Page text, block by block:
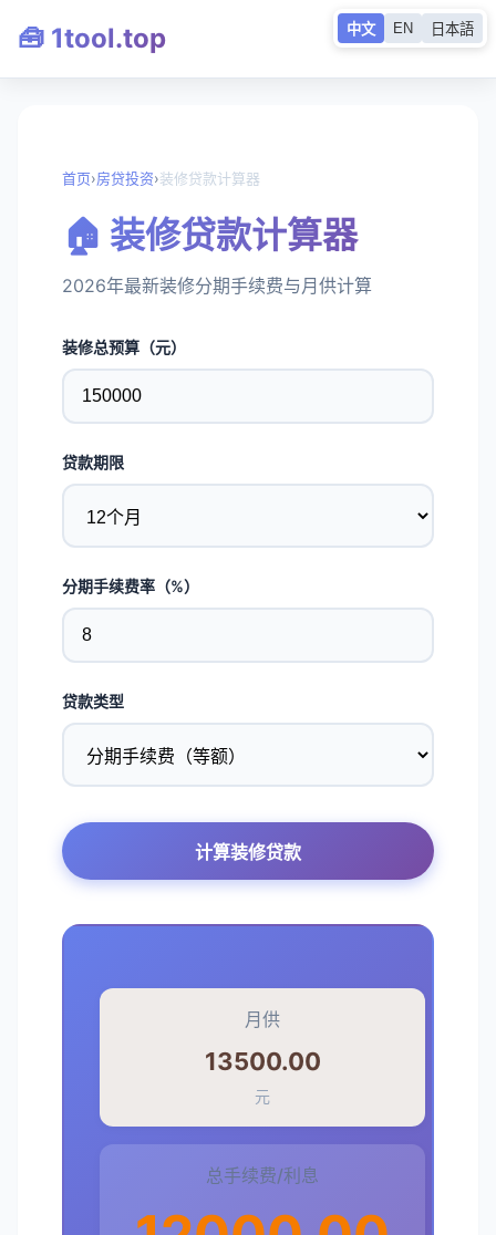
中文 EN 日本語
🧰 1tool.top
首页›房贷投资›装修贷款计算器
🏠 装修贷款计算器
2026年最新装修分期手续费与月供计算
装修总预算（元）
贷款期限
分期手续费率（%）
贷款类型
计算装修贷款
月供
13500.00
元
总手续费/利息